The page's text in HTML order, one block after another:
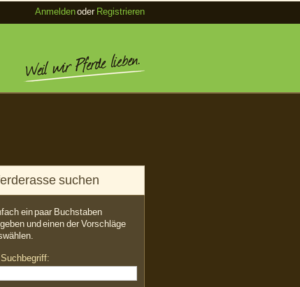
Anmeldenoder Registrieren
suchen
ein paar Buchstaben
und einen der Vorschläge
Suchbegriff: